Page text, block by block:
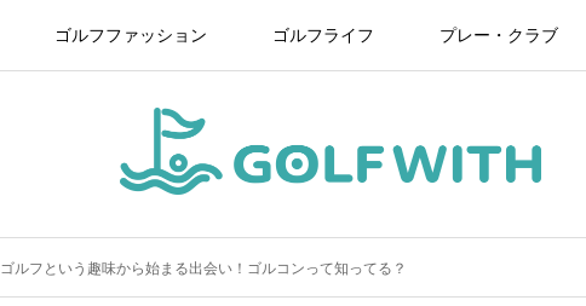
ゴルフファッション ゴルフライフ プレー・クラブ
ゴルフという趣味から始まる出会い！ゴルコンって知ってる？